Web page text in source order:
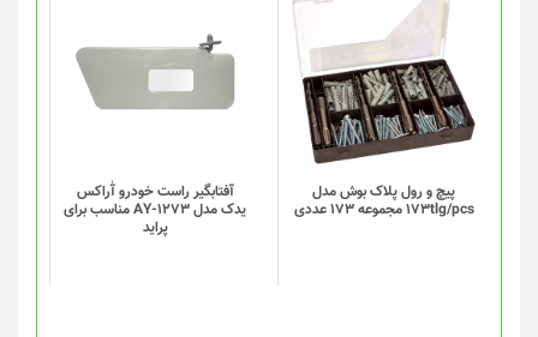
پیچ و رول پلاک بوش مدل
173tlg/pcs مجموعه 173 عددی
محصول
دارای
انواع
مختلفی
می
باشد.
گزینه
ها
آفتابگیر راست خودرو آٰراکس
یدک مدل AY-1273 مناسب برای
پراید
محصول
دارای
انواع
مختلفی
گزینه
ها